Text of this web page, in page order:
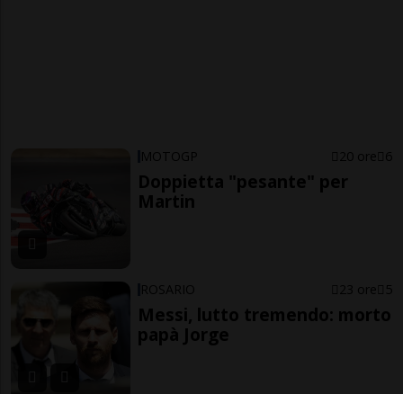
MOTOGP 20 ore 6
Doppietta "pesante" per
Martin
ROSARIO 23 ore 5
Messi, lutto tremendo: morto
papà Jorge